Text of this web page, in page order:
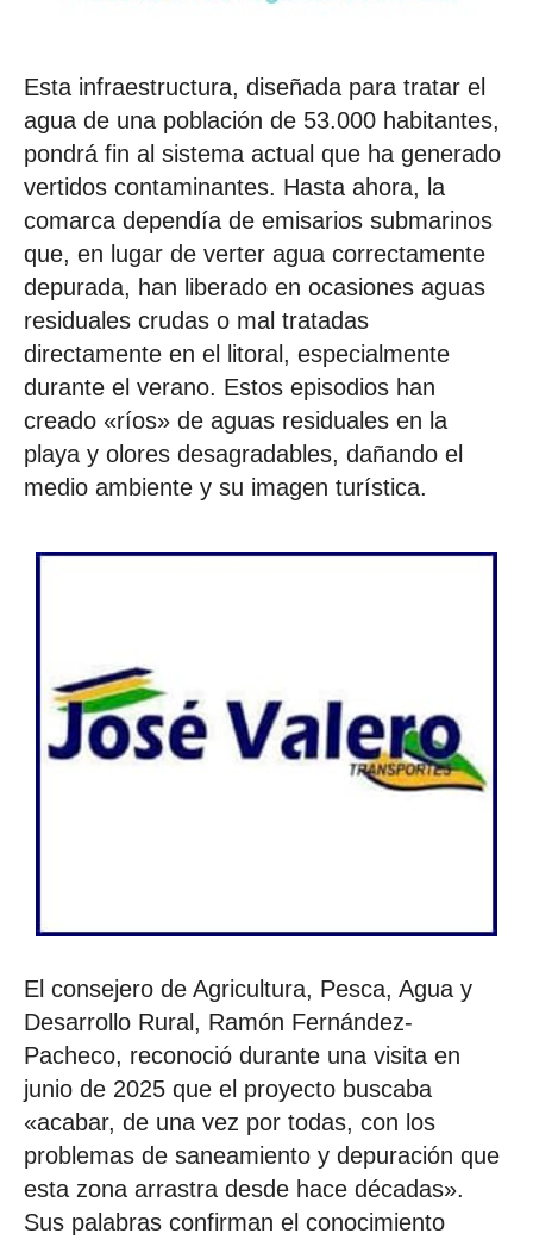
Esta infraestructura, diseñada para tratar el
agua de una población de 53.000 habitantes,
pondrá fin al sistema actual que ha generado
vertidos contaminantes. Hasta ahora, la
comarca dependía de emisarios submarinos
que, en lugar de verter agua correctamente
depurada, han liberado en ocasiones aguas
residuales crudas o mal tratadas
directamente en el litoral, especialmente
durante el verano. Estos episodios han
creado «ríos» de aguas residuales en la
playa y olores desagradables, dañando el
medio ambiente y su imagen turística.
El consejero de Agricultura, Pesca, Agua y
Desarrollo Rural, Ramón Fernández-
Pacheco, reconoció durante una visita en
junio de 2025 que el proyecto buscaba
«acabar, de una vez por todas, con los
problemas de saneamiento y depuración que
esta zona arrastra desde hace décadas».
Sus palabras confirman el conocimiento